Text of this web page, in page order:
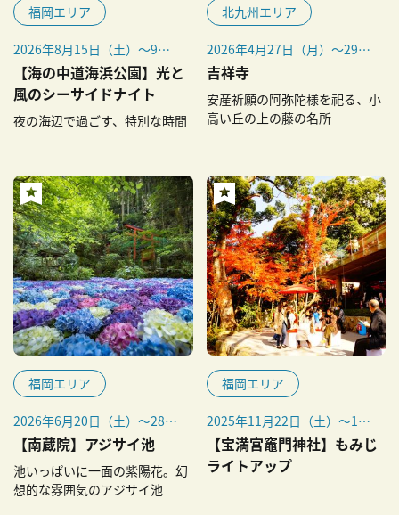
福岡エリア
2026年8月15日（土）～9月
27日（日）の土・日曜、祝日
※雨天中止
【海の中道海浜公園】光と
風のシーサイドナイト
夜の海辺で過ごす、特別な時間
北九州エリア
2026年4月27日（月）～29日
（水・祝）（藤まつり）
吉祥寺
安産祈願の阿弥陀様を祀る、小
高い丘の上の藤の名所
福岡エリア
2026年6月20日（土）～28日
（日）
【南蔵院】アジサイ池
池いっぱいに一面の紫陽花。幻
想的な雰囲気のアジサイ池
福岡エリア
2025年11月22日（土）～12
月7日（日）
【宝満宮竈門神社】もみじ
ライトアップ